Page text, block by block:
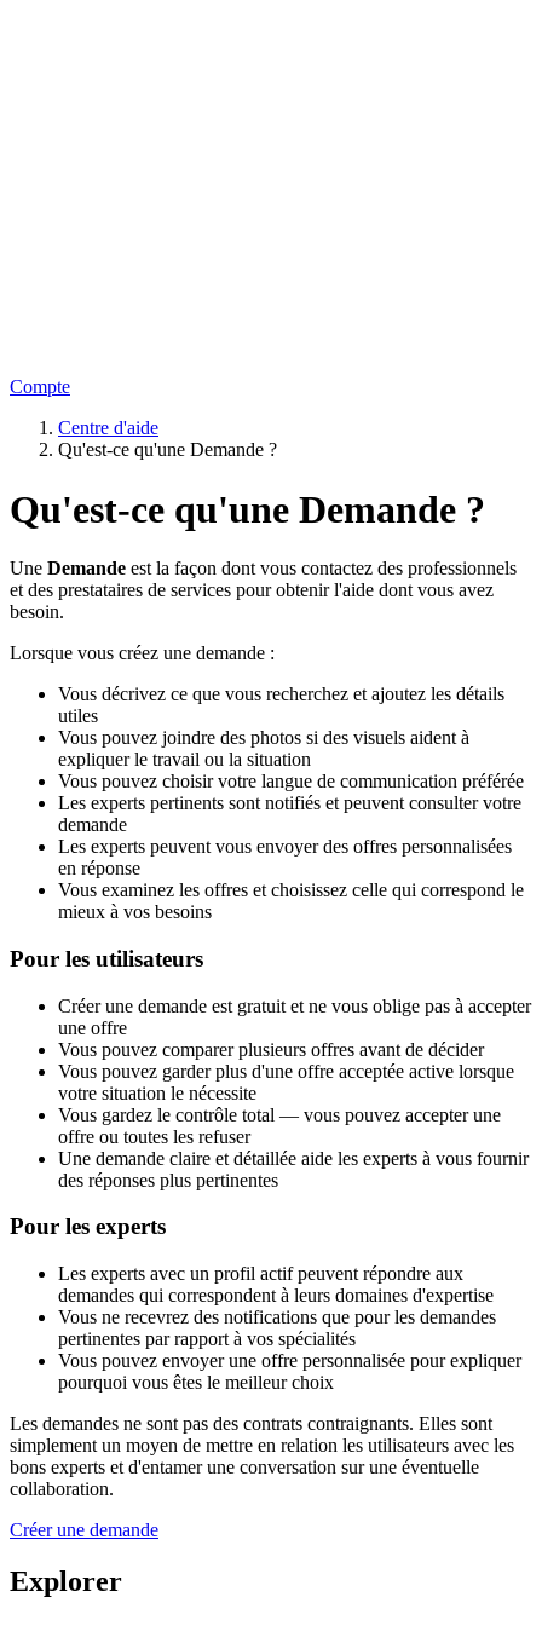
Compte
Centre d'aide
Qu'est-ce qu'une Demande ?
Qu'est-ce qu'une Demande ?
Une Demande est la façon dont vous contactez des professionnels
et des prestataires de services pour obtenir l'aide dont vous avez
besoin.
Lorsque vous créez une demande :
Vous décrivez ce que vous recherchez et ajoutez les détails
utiles
Vous pouvez joindre des photos si des visuels aident à
expliquer le travail ou la situation
Vous pouvez choisir votre langue de communication préférée
Les experts pertinents sont notifiés et peuvent consulter votre
demande
Les experts peuvent vous envoyer des offres personnalisées
en réponse
Vous examinez les offres et choisissez celle qui correspond le
mieux à vos besoins
Pour les utilisateurs
Créer une demande est gratuit et ne vous oblige pas à accepter
une offre
Vous pouvez comparer plusieurs offres avant de décider
Vous pouvez garder plus d'une offre acceptée active lorsque
votre situation le nécessite
Vous gardez le contrôle total — vous pouvez accepter une
offre ou toutes les refuser
Une demande claire et détaillée aide les experts à vous fournir
des réponses plus pertinentes
Pour les experts
Les experts avec un profil actif peuvent répondre aux
demandes qui correspondent à leurs domaines d'expertise
Vous ne recevrez des notifications que pour les demandes
pertinentes par rapport à vos spécialités
Vous pouvez envoyer une offre personnalisée pour expliquer
pourquoi vous êtes le meilleur choix
Les demandes ne sont pas des contrats contraignants. Elles sont
simplement un moyen de mettre en relation les utilisateurs avec les
bons experts et d'entamer une conversation sur une éventuelle
collaboration.
Créer une demande
Explorer